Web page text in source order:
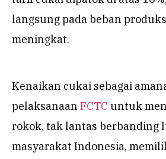
langsung pada beban
meningkat.
Kenaikan cukai sebagai
pelaksanaan FCTC untuk
rokok, tak lantas berbanding
masyarakat Indonesia,